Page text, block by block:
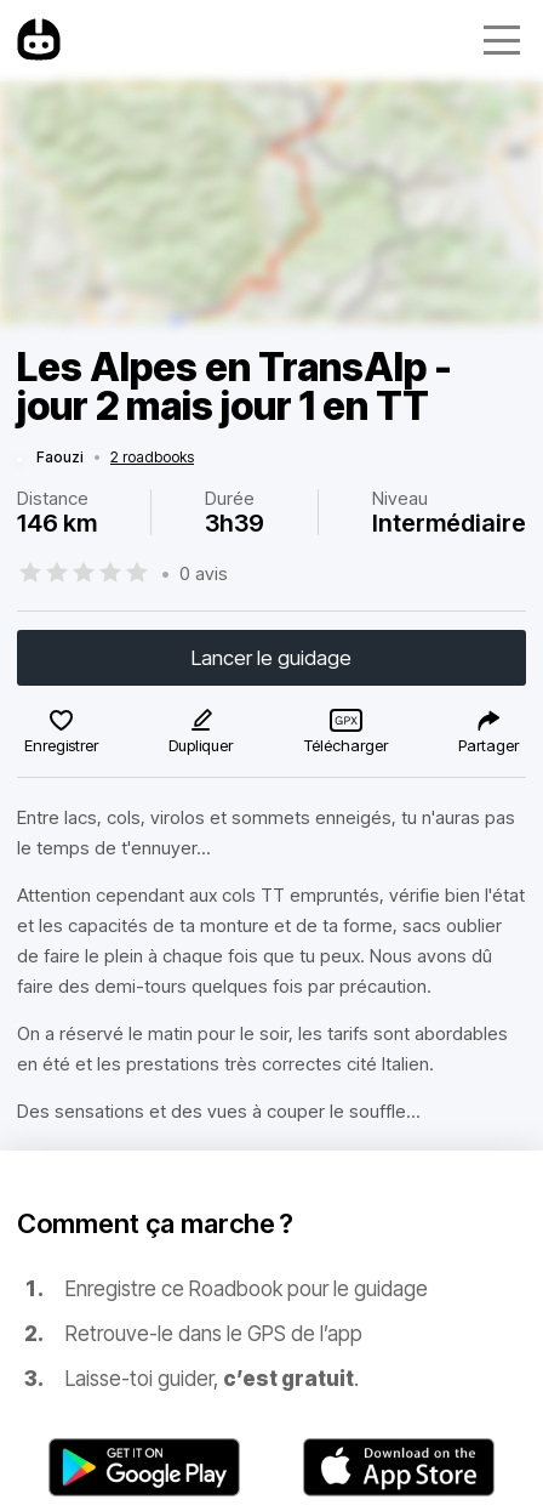
Les Alpes en TransAlp -
jour 2 mais jour 1 en TT
Faouzi • 2 roadbooks
Distance
146 km
Durée
3h39
Niveau
Intermédiaire
• 0 avis
Lancer le guidage
Enregistrer Dupliquer Télécharger Partager
Entre lacs, cols, virolos et sommets enneigés, tu n'auras pas
le temps de t'ennuyer...
Attention cependant aux cols TT empruntés, vérifie bien l'état
et les capacités de ta monture et de ta forme, sacs oublier
de faire le plein à chaque fois que tu peux. Nous avons dû
faire des demi-tours quelques fois par précaution.
On a réservé le matin pour le soir, les tarifs sont abordables
en été et les prestations très correctes cité Italien.
Des sensations et des vues à couper le souffle...
Comment ça marche ?
Enregistre ce Roadbook pour le guidage
Retrouve-le dans le GPS de l’app
Laisse-toi guider, c’est gratuit.